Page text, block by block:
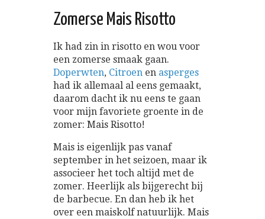
Zomerse Mais Risotto
Ik had zin in risotto en wou voor
een zomerse smaak gaan.
Doperwten, Citroen en asperges
had ik allemaal al eens gemaakt,
daarom dacht ik nu eens te gaan
voor mijn favoriete groente in de
zomer: Mais Risotto!
Mais is eigenlijk pas vanaf
september in het seizoen, maar ik
associeer het toch altijd met de
zomer. Heerlijk als bijgerecht bij
de barbecue. En dan heb ik het
over een maiskolf natuurlijk. Mais